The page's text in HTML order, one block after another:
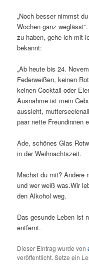
„Noch besser nimmst
Wochen ganz
zu haben, gehe ich mit
bekannt:
„Ab heute bis 24.
Federweißen, keinen
keinen Cocktail oder
Ausnahme ist mein
aussieht,
paar nette Freundinnen
Ade, schönes Glas
in der Weihnachtszeit.
Machst du mit? Andere
und wer weiß was.Wir
den Alkohol weg.
Das gesunde Leben ist
entfernt.
Dieser Eintrag wurde von
veröffentlicht. Setze ein